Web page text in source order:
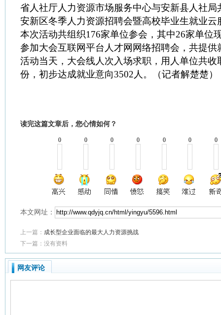
省人社厅人力资源市场服务中心与安新县人社局
安新区冬季人力资源招聘会暨高校毕业生就业云
本次活动共组织176家单位参会，其中26家单位
参加大会互联网平台人才网网络招聘会，共提供
活动当天，大会线人次入场求职，用人单位共收
份，初步达成就业意向3502人。（记者解楚楚）
读完这篇文章后，您心情如何？
0 0 0 0 0 0 0
本文网址：
上一篇： 成长型企业面临的最大人力资源挑战
下一篇：没有资料
网友评论